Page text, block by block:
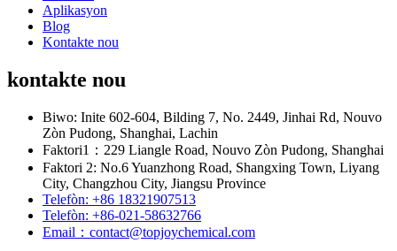
Aplikasyon
Blog
Kontakte nou
kontakte nou
Biwo: Inite 602-604, Bilding 7, No. 2449, Jinhai Rd, Nouvo
Zòn Pudong, Shanghai, Lachin
Faktori1：229 Liangle Road, Nouvo Zòn Pudong, Shanghai
Faktori 2: No.6 Yuanzhong Road, Shangxing Town, Liyang
City, Changzhou City, Jiangsu Province
Telefòn: +86 18321907513
Telefòn: +86-021-58632766
Email：contact@topjoychemical.com